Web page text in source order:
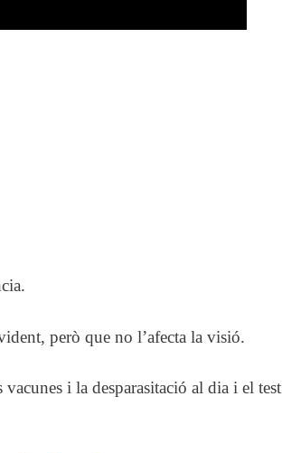
però que no l’afecta la visió.
i la desparasitació al dia i el test